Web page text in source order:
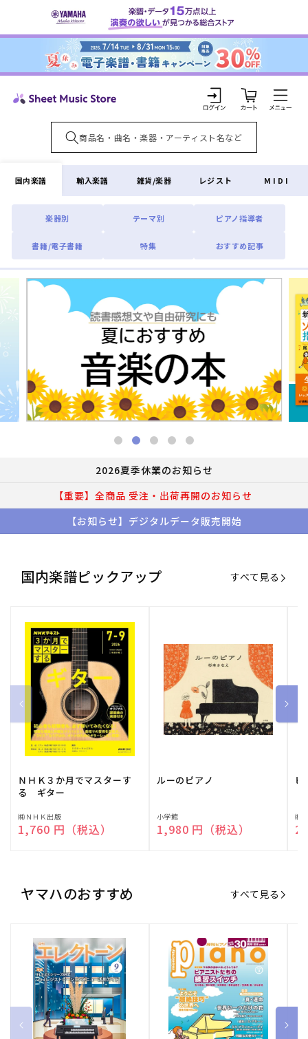
ンツに
ロ
グ
イ
ン
カ
ー
ト
国内楽譜
楽器別 テーマ別 ピアノ指導者
書籍/電子書籍 特集 おすすめ記事
輸入楽譜 雑貨/楽器 レジスト MIDI
2026夏季休業のお知らせ
【重要】全商品 受注・出荷再開のお知らせ
【お知らせ】デジタルデータ販売開始
国内楽譜ピックアップ すべて見る
ＮＨＫ３か月でマスターす
る ギター
販
売
㈱ＮＨＫ出版
通常価格
1,760 円（税込）
ルーのピアノ
販
売
小学館
通常価格
1,980 円（税込）
ピ
販
売
㈱
ヤマハのおすすめ すべて見る